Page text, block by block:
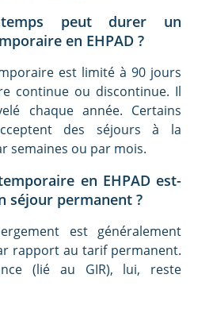
peut durer un
en EHPAD ?
est limité à 90 jours
continue ou discontinue. Il
chaque année. Certains
des séjours à la
semaines ou par mois.
en EHPAD est-
séjour permanent ?
est généralement
rapport au tarif permanent.
(lié au GIR), lui, reste